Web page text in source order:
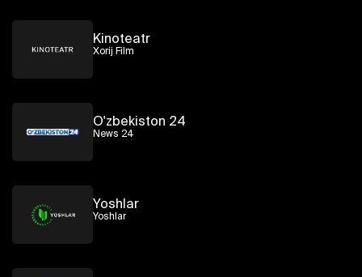
Kinoteatr
Xorij Film
O'zbekiston 24
News 24
Yoshlar
Yoshlar